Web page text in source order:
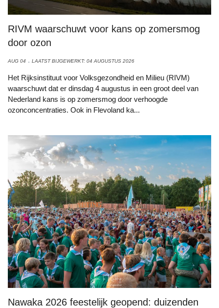
RIVM waarschuwt voor kans op zomersmog
door ozon
AUG 04 LAATST BIJGEWERKT: 04 AUGUSTUS 2026
Het Rijksinstituut voor Volksgezondheid en Milieu (RIVM)
waarschuwt dat er dinsdag 4 augustus in een groot deel van
Nederland kans is op zomersmog door verhoogde
ozonconcentraties. Ook in Flevoland ka...
Foto: Jan te Rietstap
Nawaka 2026 feestelijk geopend: duizenden